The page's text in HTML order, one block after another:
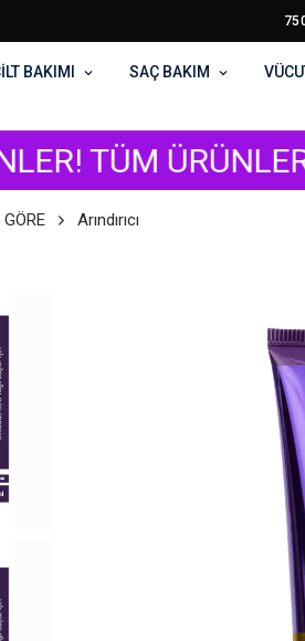
BAKIMI SAÇ BAKIM
Arındırıcı